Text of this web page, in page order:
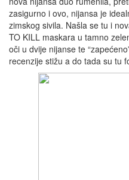
zasigurno i ovo, nijansa je
zimskog sivila. Našla se tu i
TO KILL maskara u tamno
oči u dvije nijanse te
recenzije stižu a do tada su tu